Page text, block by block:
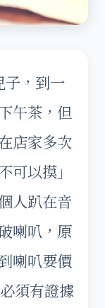
子，到一
午茶，但
店家多次
可以摸」
人趴在音
喇叭，原
喇叭要價
須有證據